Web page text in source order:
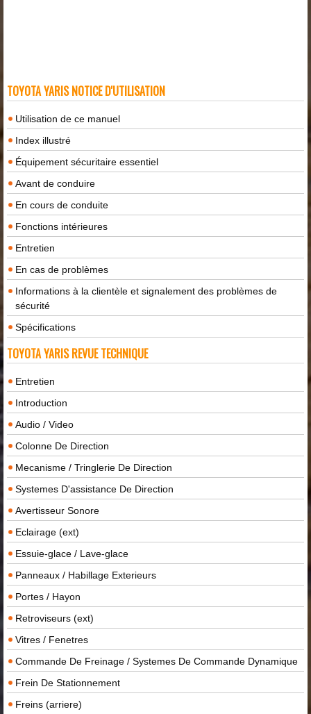
TOYOTA YARIS NOTICE D'UTILISATION
Utilisation de ce manuel
Index illustré
Équipement sécuritaire essentiel
Avant de conduire
En cours de conduite
Fonctions intérieures
Entretien
En cas de problèmes
Informations à la clientèle et signalement des problèmes de
sécurité
Spécifications
TOYOTA YARIS REVUE TECHNIQUE
Entretien
Introduction
Audio / Video
Colonne De Direction
Mecanisme / Tringlerie De Direction
Systemes D'assistance De Direction
Avertisseur Sonore
Eclairage (ext)
Essuie-glace / Lave-glace
Panneaux / Habillage Exterieurs
Portes / Hayon
Retroviseurs (ext)
Vitres / Fenetres
Commande De Freinage / Systemes De Commande Dynamique
Frein De Stationnement
Freins (arriere)